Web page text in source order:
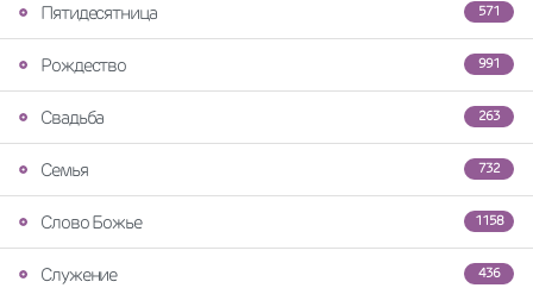
571
Пятидесятница
991
Рождество
263
Свадьба
732
Семья
1158
Слово Божье
436
Служение